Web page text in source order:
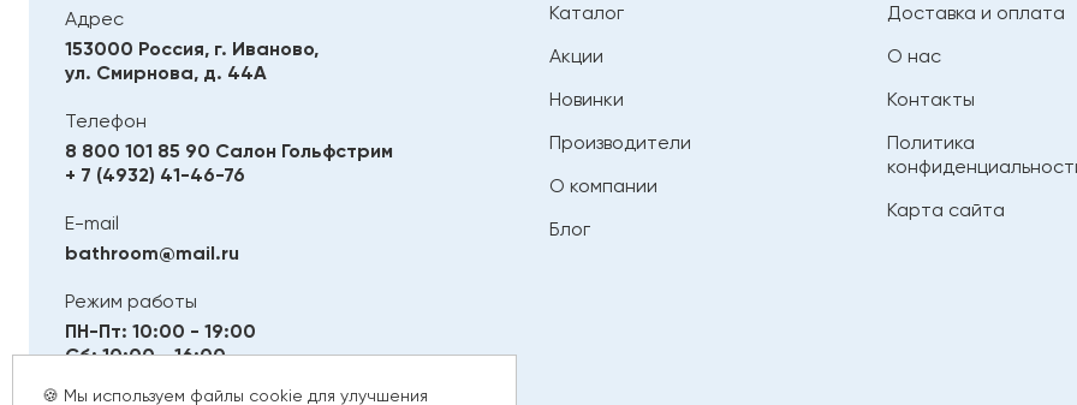
Адрес
153000 Россия, г. Иваново,
ул. Смирнова, д. 44А
Телефон
8 800 101 85 90 Салон Гольфстрим
+ 7 (4932) 41-46-76
E-mail
bathroom@mail.ru
Режим работы
ПН-Пт: 10:00 - 19:00
Сб: 10:00 - 16:00
Каталог
Акции
Новинки
Производители
О компании
Блог
Доставка и оплата
О нас
Контакты
Политика
Карта сайта
🍪 Мы используем файлы cookie для улучшения